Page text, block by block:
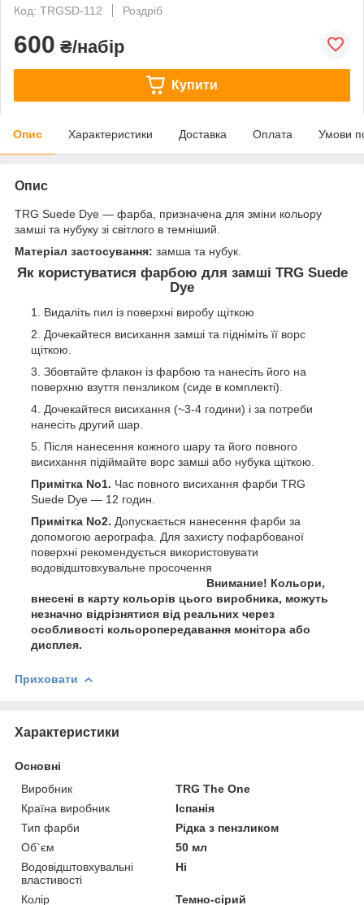
Код: TRGSD-112
Роздріб
600 ₴/набір
Купити
Опис Характеристики Доставка Оплата Умови
Опис
TRG Suede Dye — фарба, призначена для зміни кольору
замші та нубуку зі світлого в темніший.
Матеріал застосування: замша та нубук.
Як користуватися фарбою для замші TRG Suede
Dye
Видаліть пил із поверхні виробу щіткою
Дочекайтеся висихання замші та підніміть її ворс
щіткою.
Збовтайте флакон із фарбою та нанесіть його на
поверхню взуття пензликом (сиде в комплекті).
Дочекайтеся висихання (~3-4 години) і за потреби
нанесіть другий шар.
Після нанесення кожного шару та його повного
висихання підіймайте ворс замші або нубука щіткою.
Примітка No1. Час повного висихання фарби TRG
Suede Dye — 12 годин.
Примітка No2. Допускається нанесення фарби за
допомогою аерографа. Для захисту пофарбованої
поверхні рекомендується використовувати
водовідштовхувальне просочення
Внимание! Кольори,
внесені в карту кольорів цього виробника, можуть
незначно відрізнятися від реальних через
особливості кольоропередавання монітора або
дисплея.
Приховати
Характеристики
Основні
Виробник
TRG The One
Країна виробник
Іспанія
Тип фарби
Рідка з пензликом
Об`єм
50 мл
Водовідштовхувальні
властивості
Ні
Колір
Темно-сірий